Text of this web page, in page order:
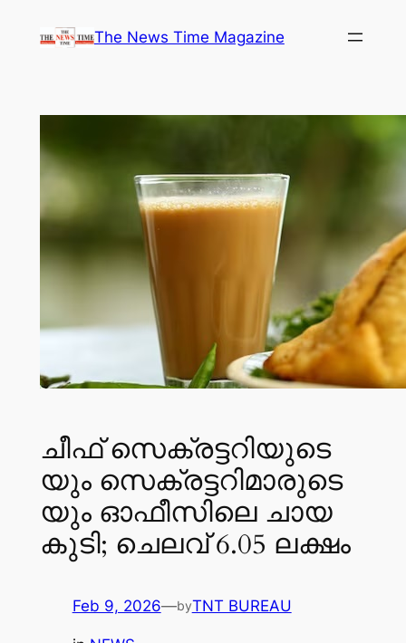
The News Time Magazine
ചീ​ഫ് സെ​ക്ര​ട്ട​റി​യു​ടെ​
യും സെ​ക്ര​ട്ട​റി​മാ​രു​ടെ​
യും ഓ​ഫീ​സി​ലെ ചാ​യ​
കു​ടി; ചെ​ല​വ് 6.05 ല​ക്ഷം
Feb 9, 2026—byTNT BUREAU